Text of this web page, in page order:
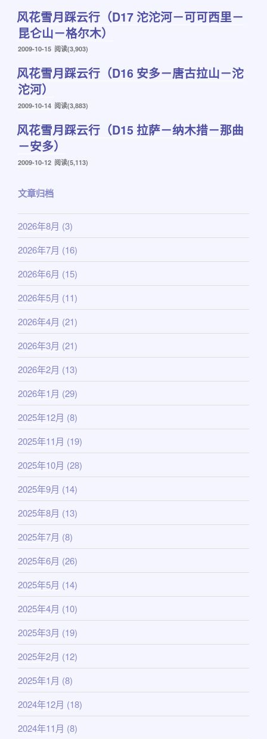
于
风花雪月踩云行（D17 沱沱河－可可西里－
昆仑山－格尔木）
发
于
2009-10-15 阅读(3,903)
风花雪月踩云行（D16 安多－唐古拉山－沱
沱河）
发
于
2009-10-14 阅读(3,883)
风花雪月踩云行（D15 拉萨－纳木措－那曲
－安多）
发
2009-10-12 阅读(5,113)
文章归档
2026年8月 (3)
2026年7月 (16)
2026年6月 (15)
2026年5月 (11)
2026年4月 (21)
2026年3月 (21)
2026年2月 (13)
2026年1月 (29)
2025年12月 (8)
2025年11月 (19)
2025年10月 (28)
2025年9月 (14)
2025年8月 (13)
2025年7月 (8)
2025年6月 (26)
2025年5月 (14)
2025年4月 (10)
2025年3月 (19)
2025年2月 (12)
2025年1月 (8)
2024年12月 (18)
2024年11月 (8)